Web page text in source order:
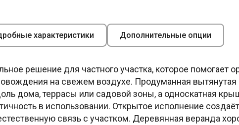
характеристики Дополнительные опции
решение для частного участка, которое помогает
на свежем воздухе. Продуманная
дома, террасы или садовой зоны, а односкатная
в использовании. Открытое исполнение
связь с участком. Деревянная веранда